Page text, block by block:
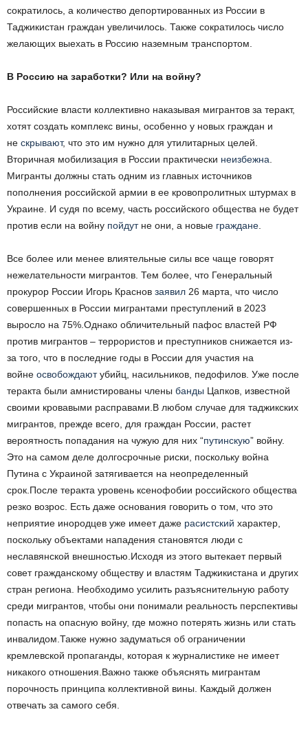
сократилось, а количество депортированных из России в
Таджикистан граждан увеличилось. Также сократилось число
желающих выехать в Россию наземным транспортом.
В Россию на заработки? Или на войну?
Российские власти коллективно наказывая мигрантов за теракт,
хотят создать комплекс вины, особенно у новых граждан и
не скрывают, что это им нужно для утилитарных целей.
Вторичная мобилизация в России практически неизбежна
Мигранты должны стать одним из главных источников
пополнения российской армии в ее кровопролитных штурмах в
Украине. И судя по всему, часть российского общества не будет
против если на войну пойдутне они, а новые граждане
Все более или менее влиятельные силы все чаще говорят
нежелательности мигрантов. Тем более, что Генеральный
прокурор России Игорь Краснов заявил 26 марта, что число
совершенных в России мигрантами преступлений в 2023
выросло на 75%.Однако обличительный пафос властей РФ
против мигрантов – террористов и преступников снижается из-
за того, что в последние годы в России для участия на
войне освобождаютубийц, насильников, педофилов. Уже после
теракта были амнистированы члены банды Цапков, известной
своими кровавыми расправами.В любом случае для таджикских
мигрантов, прежде всего, для граждан России, растет
вероятность попадания на чужую для них “путинскую” войну.
Это на самом деле долгосрочные риски, поскольку война
Путина с Украиной затягивается на неопределенный
срок.После теракта уровень ксенофобии российского общества
резко возрос. Есть даже основания говорить о том, что это
неприятие инородцев уже имеет даже расистский характер,
поскольку объектами нападения становятся люди с
неславянской внешностью.Исходя из этого вытекает первый
совет гражданскому обществу и властям Таджикистана и других
стран региона. Необходимо усилить разъяснительную работу
среди мигрантов, чтобы они понимали реальность перспективы
попасть на опасную войну, где можно потерять жизнь или стать
инвалидом.Также нужно задуматься об ограничении
кремлевской пропаганды, которая к журналистике не имеет
никакого отношения.Важно также объяснять мигрантам
порочность принципа коллективной вины. Каждый должен
отвечать за самого себя.